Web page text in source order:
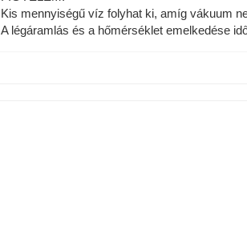
Kis mennyiségű víz folyhat ki, amíg vákuum
A légáramlás és a hőmérséklet emelkedése